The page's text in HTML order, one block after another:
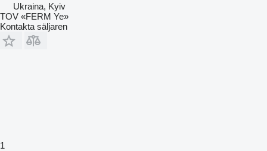
Ukraina, Kyiv
TOV «FERM Ye»
Kontakta säljaren
1